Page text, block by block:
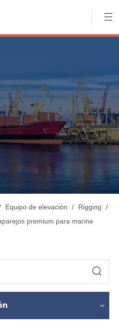
Equipo de elevación / Rigging
/
premium para marine